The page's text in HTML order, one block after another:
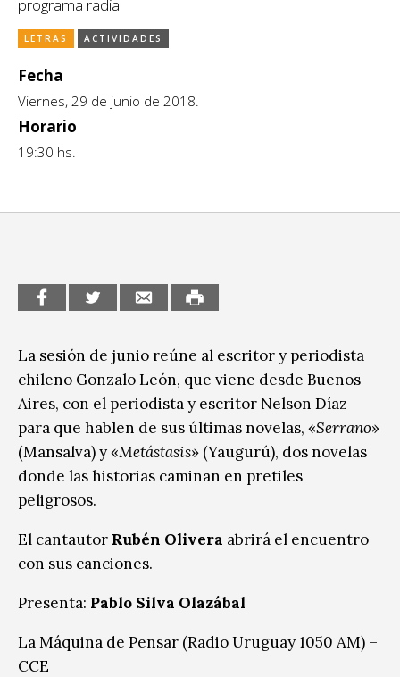
CCE en el interior/libros
Exposiciones
Formación
Género y Diversidad
Infantil y Juvenil
Sin categoría
programa radial
LETRAS ACTIVIDADES
Fecha
Viernes, 29 de junio de 2018.
Horario
19:30 hs.
La sesión de junio reúne al escritor y periodista
chileno Gonzalo León, que viene desde Buenos
Aires, con el periodista y escritor Nelson Díaz
para que hablen de sus últimas novelas, «Serrano»
(Mansalva) y «Metástasis» (Yaugurú), dos novelas
donde las historias caminan en pretiles
peligrosos.
El cantautor Rubén Olivera abrirá el encuentro
con sus canciones.
Presenta: Pablo Silva Olazábal
La Máquina de Pensar (Radio Uruguay 1050 AM) –
CCE